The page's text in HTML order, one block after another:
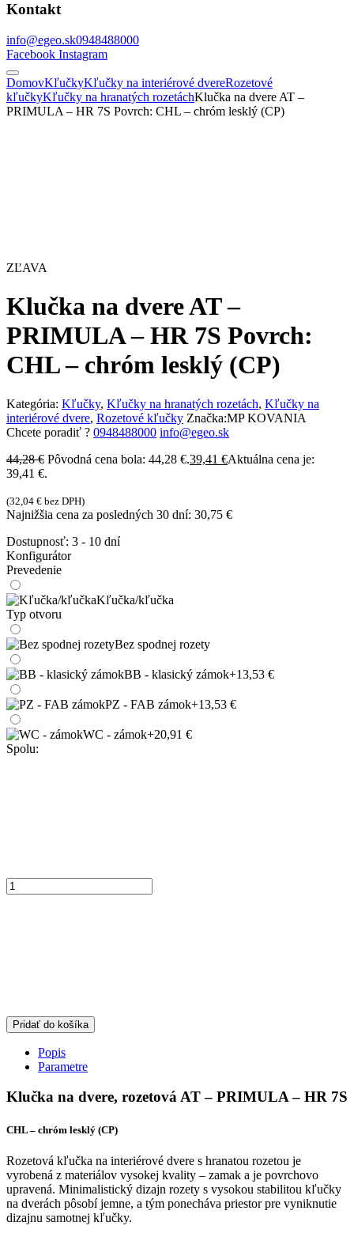
Kontakt
info@egeo.sk0948488000
Facebook Instagram
DomovKľučkyKľučky na interiérové dvereRozetové
kľučkyKľučky na hranatých rozetáchKlučka na dvere AT –
PRIMULA – HR 7S Povrch: CHL – chróm lesklý (CP)
ZĽAVA
Klučka na dvere AT –
PRIMULA – HR 7S Povrch:
CHL – chróm lesklý (CP)
Kategória: Kľučky, Kľučky na hranatých rozetách, Kľučky na
interiérové dvere, Rozetové kľučky Značka:MP KOVANIA
Chcete poradiť ? 0948488000 info@egeo.sk
44,28€ Pôvodná cena bola: 44,28 €.39,41 €Aktuálna cena je:
39,41 €.
(32,04 € bez DPH)
Najnižšia cena za posledných 30 dní: 30,75 €
Dostupnosť: 3 - 10 dní
Konfigurátor
Prevedenie
Kľučka/kľučka
Typ otvoru
Bez spodnej rozety
BB - klasický zámok+13,53 €
PZ - FAB zámok+13,53 €
WC - zámok+20,91 €
Spolu:
Pridať do košíka
Popis
Parametre
Klučka na dvere, rozetová AT – PRIMULA – HR 7S
CHL – chróm lesklý (CP)
Rozetová kľučka na interiérové dvere s hranatou rozetou je
vyrobená z materiálov vysokej kvality – zamak a je povrchovo
upravená. Minimalistický dizajn rozety s vysokou stabilitou kľučky
na dverách pôsobí jemne, a tým ponecháva priestor pre vyniknutie
dizajnu samotnej kľučky.